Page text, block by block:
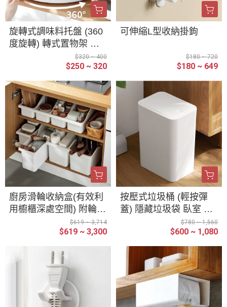
旋轉式調味料托盤 (360
度旋轉) 轉式置物架 廚
房醬料架 醬料盤 旋轉
$320 ~ 400
$250 ~ 320
可伸縮L型收納掛鉤
$180 ~ 720
$180 ~ 649
廚房滑輪收納盒(有效利
用櫥櫃深處空間) 附輪收
納盒 可拖拉 廚房 浴室
桌面 櫥櫃 收納 收納盒
滾輪滑輪 收納籃雜物筐
$619 ~ 3,714
$619 ~ 3,300
按壓式垃圾桶 (輕按彈
蓋) 隱藏垃圾袋 臥室 浴
室垃圾桶 彈蓋式垃圾桶
厨房垃圾桶 簡約 窄縫垃
圾桶
$780 ~ 1,560
$600 ~ 1,080